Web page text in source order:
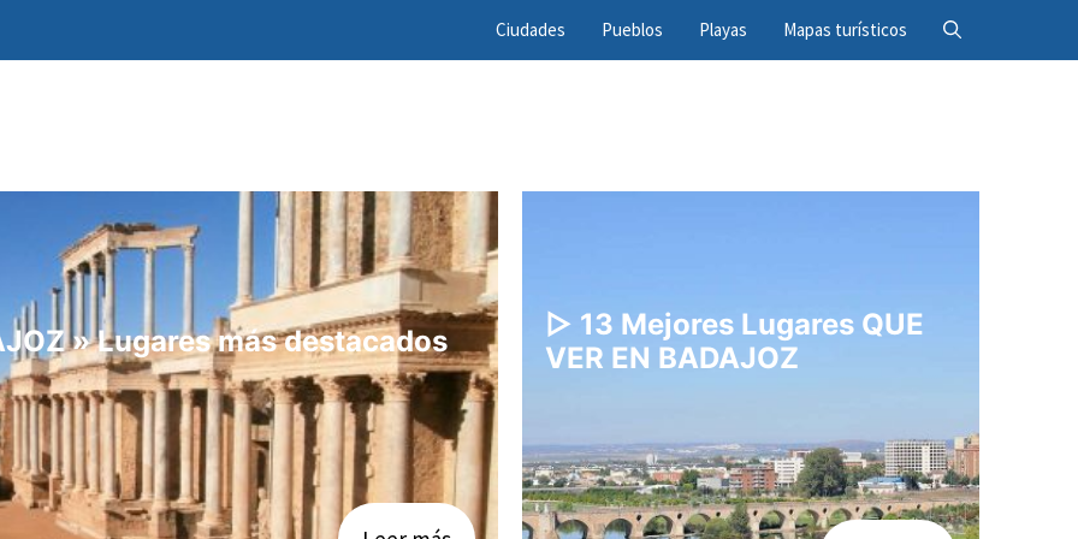
Ciudades Pueblos Playas Mapas turísticos
» Lugares más destacados
▷ 13 Mejores Lugares QUE
VER EN BADAJOZ